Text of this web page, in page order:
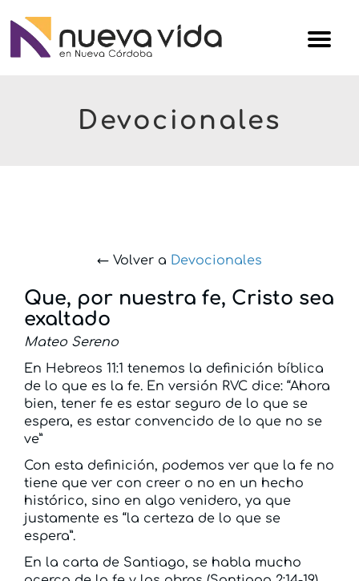
Devocionales
← Volver a Devocionales
Que, por nuestra fe, Cristo sea
exaltado
Mateo Sereno
En Hebreos 11:1 tenemos la definición bíblica
de lo que es la fe. En versión RVC dice: “Ahora
bien, tener fe es estar seguro de lo que se
espera, es estar convencido de lo que no se
ve”
Con esta definición, podemos ver que la fe no
tiene que ver con creer o no en un hecho
histórico, sino en algo venidero, ya que
justamente es “la certeza de lo que se
espera”.
En la carta de Santiago, se habla mucho